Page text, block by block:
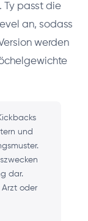
Ty passt die
an, sodass
werden
und
dar.
Arzt oder